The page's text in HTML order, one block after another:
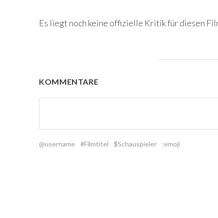
Es liegt noch keine offizielle Kritik für diesen
KOMMENTARE
@username #Filmtitel $Schauspieler :emoji